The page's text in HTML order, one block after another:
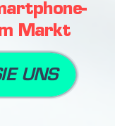
Markt
UNS